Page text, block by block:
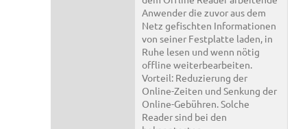
Anwender die zuvor aus dem
Netz gefischten Informationen
von seiner Festplatte laden, in
Ruhe lesen und wenn nötig
offline weiterbearbeiten.
Vorteil: Reduzierung der
Online-Zeiten und Senkung der
Online-Gebühren. Solche
Reader sind bei den